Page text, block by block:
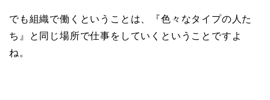
でも組織で働くということは、『色々なタイプの人た
ち』と同じ場所で仕事をしていくということですよ
ね。